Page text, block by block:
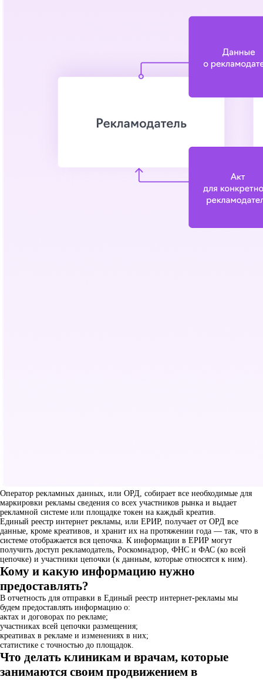
Оператор рекламных данных, или ОРД, собирает все необходимые для
маркировки рекламы сведения со всех участников рынка и выдает
рекламной системе или площадке токен на каждый креатив.
Единый реестр интернет рекламы, или ЕРИР, получает от ОРД все
данные, кроме креативов, и хранит их на протяжении года — так, что в
системе отображается вся цепочка. К информации в ЕРИР могут
получить доступ рекламодатель, Роскомнадзор, ФНС и ФАС (ко всей
цепочке) и участники цепочки (к данным, которые относятся к ним).
Кому и какую информацию нужно
предоставлять?
В отчетность для отправки в Единый реестр интернет-рекламы мы
будем предоставлять информацию о:
актах и договорах по рекламе;
участниках всей цепочки размещения;
креативах в рекламе и изменениях в них;
статистике с точностью до площадок.
Что делать клиникам и врачам, которые
занимаются своим продвижением в